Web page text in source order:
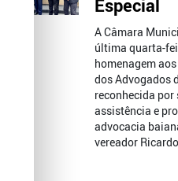
Especial
A Câmara
última quarta-
homenagem
dos Advogados
reconhecida
assistência e
advocacia
vereador